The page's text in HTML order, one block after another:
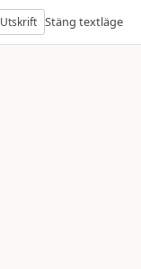
Utskrift Stäng textläge